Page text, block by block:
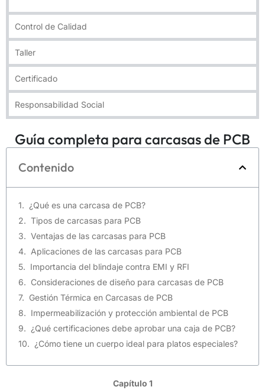
Control de Calidad
Taller
Certificado
Responsabilidad Social
Guía completa para carcasas de PCB
Contenido
¿Qué es una carcasa de PCB?
Tipos de carcasas para PCB
Ventajas de las carcasas para PCB
Aplicaciones de las carcasas para PCB
Importancia del blindaje contra EMI y RFI
Consideraciones de diseño para carcasas de PCB
Gestión Térmica en Carcasas de PCB
Impermeabilización y protección ambiental de PCB
¿Qué certificaciones debe aprobar una caja de PCB?
¿Cómo tiene un cuerpo ideal para platos especiales?
Capítulo 1